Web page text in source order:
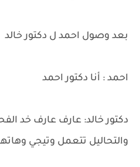
بعد وصول احمد ل دكتور خالد
احمد : أنا دكتور احمد
دكتور خالد: عارف عارف خد
والتحاليل تتعمل وتيجي